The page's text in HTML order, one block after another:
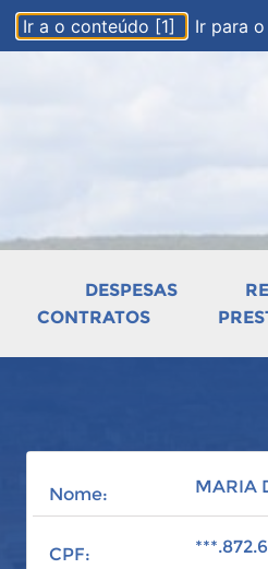
Ir a o conteúdo [1] Ir para
DESPESAS
CONTRATOS
Nome: MARIA
CPF: